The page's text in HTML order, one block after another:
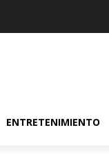
ENTRETENIMIENTO